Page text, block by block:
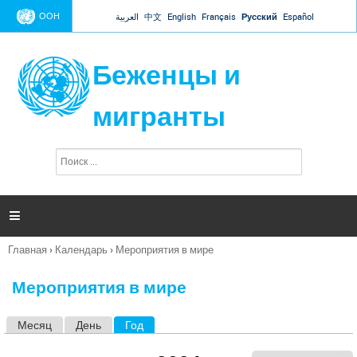
Jump to navigation
ООН العربية 中文 English Français Русский Español
Беженцы и
мигранты
п
и

Вы
Главная › Календарь › Мероприятия в мире
Мероприятия в мире
Месяц День Год